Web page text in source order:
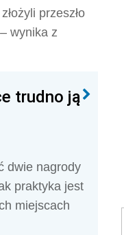
przeszło
wynika z
trudno ją
dwie nagrody
praktyka jest
miejscach